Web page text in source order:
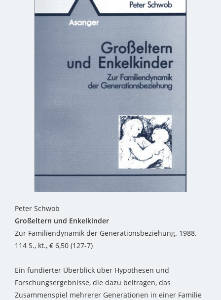
Peter Schwob
Großeltern und Enkelkinder
Zur Familiendynamik der Generationsbeziehung. 1988,
114 S., kt., € 6,50 (127-7)
Ein fundierter Überblick über Hypothesen und
Forschungsergebnisse, die dazu beitragen, das
Zusammenspiel mehrerer Generationen in einer Familie